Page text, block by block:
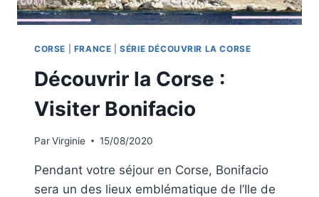
CORSE FRANCE |SÉRIE DÉCOUVRIR LA CORSE
Découvrir la Corse :
Visiter Bonifacio
ParVirginie 15/08/2020
Pendant votre séjour en Corse, Bonifacio
sera un des lieux emblématique de l’Ile de